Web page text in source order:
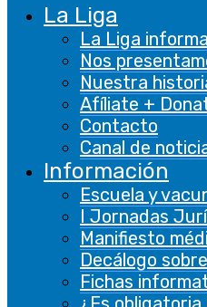
La Liga
La Liga informa
Nos
Nuestra
Afíliate +
Contacto
Canal de
Información
Escuela y
I Jornadas
Manifiesto
Decálogo
Fichas
de carácter personal.
información en nuestra
Clickando sobre el
el uso de TODAS las
cambiar su
CONFIGURACIÓN DE
Privacy Overview